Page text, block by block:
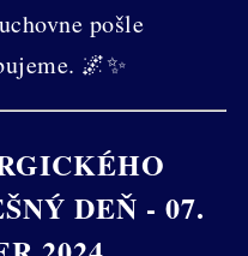
pošle
🌌✨
DEŇ - 07.